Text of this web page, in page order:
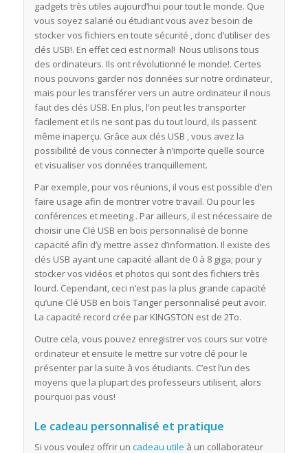
gadgets très utiles aujourd’hui pour tout le monde. Que
vous soyez salarié ou étudiant vous avez besoin de
stocker vos fichiers en toute sécurité , donc d’utiliser des
clés USB!. En effet ceci est normal! Nous utilisons tous
des ordinateurs. Ils ont révolutionné le monde!. Certes
nous pouvons garder nos données sur notre ordinateur,
mais pour les transférer vers un autre ordinateur il nous
faut des clés USB. En plus, l’on peut les transporter
facilement et ils ne sont pas du tout lourd, ils passent
même inaperçu. Grâce aux clés USB , vous avez la
possibilité de vous connecter à n’importe quelle source
et visualiser vos données tranquillement.
Par exemple, pour vos réunions, il vous est possible d’en
faire usage afin de montrer votre travail. Ou pour les
conférences et meeting . Par ailleurs, il est nécessaire de
choisir une Clé USB en bois personnalisé de bonne
capacité afin d’y mettre assez d’information. Il existe des
clés USB ayant une capacité allant de 0 à 8 giga; pour y
stocker vos vidéos et photos qui sont des fichiers très
lourd. Cependant, ceci n’est pas la plus grande capacité
qu’une Clé USB en bois Tanger personnalisé peut avoir.
La capacité record crée par KINGSTON est de 2To.
Outre cela, vous pouvez enregistrer vos cours sur votre
ordinateur et ensuite le mettre sur votre clé pour le
présenter par la suite à vos étudiants. C’est l’un des
moyens que la plupart des professeurs utilisent, alors
pourquoi pas vous!
Le cadeau personnalisé et pratique
Si vous voulez offrir un cadeau utile à un collaborateur